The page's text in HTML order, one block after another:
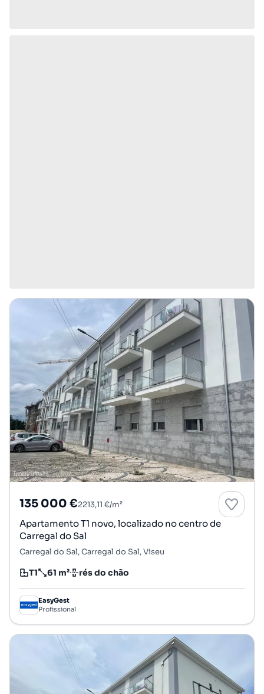
135 000 €2213,11 €/m²
Apartamento T1 novo, localizado no centro de
Carregal do Sal
Carregal do Sal, Carregal do Sal, Viseu
Tipologia
T1
Preço por metro quadrado
61 m²
Andar rés do chão
EasyGest
Profissional